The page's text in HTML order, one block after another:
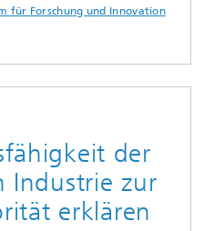
für Forschung und Innovation
der
Industrie zur
erklären